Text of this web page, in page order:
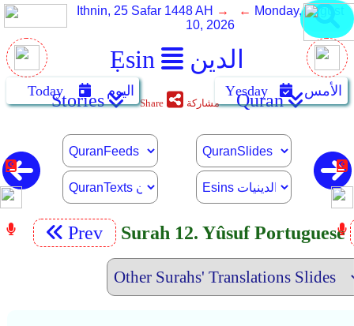
Ẹsin الدين
Ithnin, 25 Safar 1448 AH → ← Monday, August
10, 2026
Today اليوم Yẹsday الأمس Stories Share مشاركة Quran
Prev Surah 12. Yûsuf Portuguese